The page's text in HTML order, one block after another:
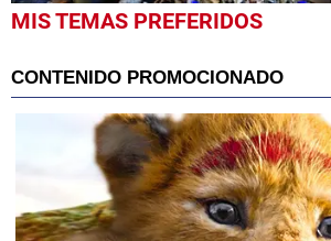
0
seconds
seconds
MIS TEMAS PREFERIDOS